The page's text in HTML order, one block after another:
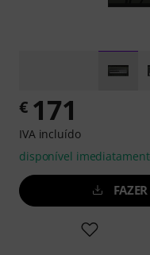
€ 171
IVA incluído
disponível